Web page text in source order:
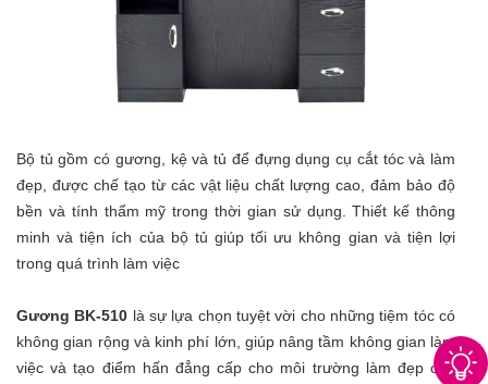
Bộ tủ gồm có gương, kệ và tủ để đựng dụng cụ cắt tóc và làm
đẹp, được chế tạo từ các vật liệu chất lượng cao, đảm bảo độ
bền và tính thẩm mỹ trong thời gian sử dụng. Thiết kế thông
minh và tiện ích của bộ tủ giúp tối ưu không gian và tiện lợi
trong quá trình làm việc
Gương BK-510 là sự lựa chọn tuyệt vời cho những tiệm tóc có
không gian rộng và kinh phí lớn, giúp nâng tầm không gian làm
việc và tạo điểm hấn đẳng cấp cho môi trường làm đẹp của